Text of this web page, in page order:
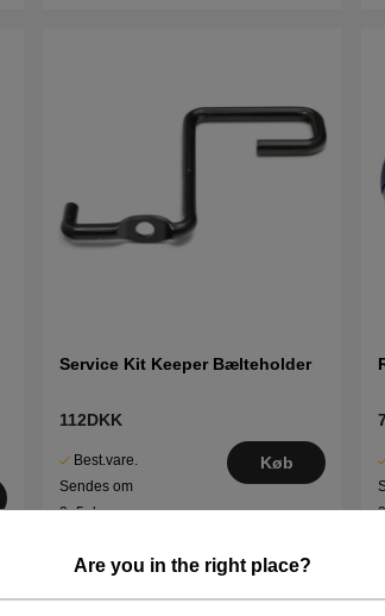
Are you in the right place?
Service Kit Keeper Bælteholder
112DKK
Best.vare.
Sendes om
2–5 dage
Køb